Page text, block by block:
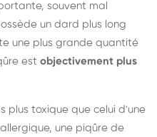
souvent mal
un dard plus long
une plus grande quantité
est objectivement plus
plus toxique que celui d'une
une piqûre de